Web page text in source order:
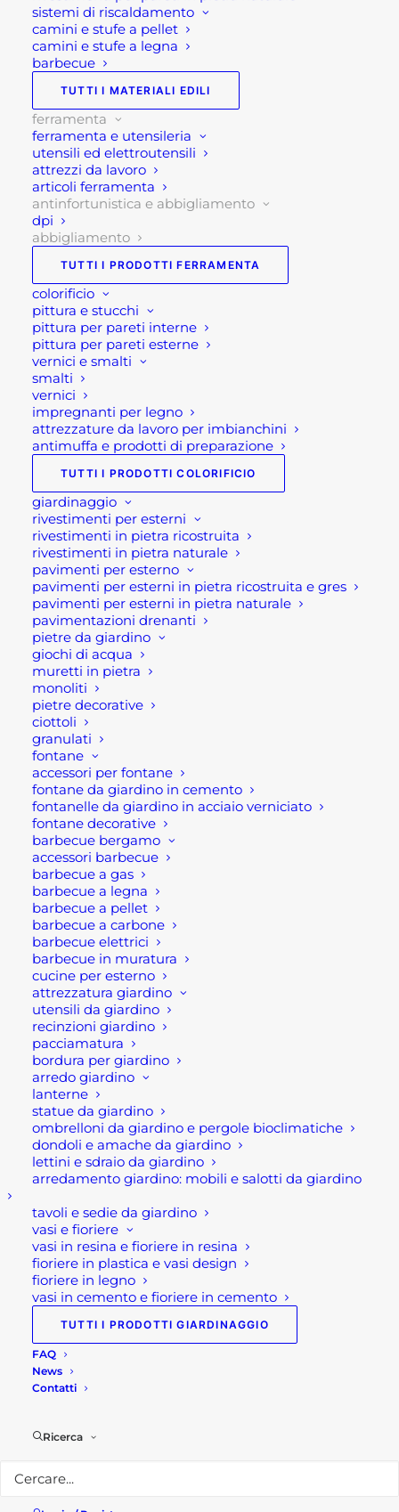
sistemi di riscaldamento
camini e stufe a pellet
camini e stufe a legna
barbecue
TUTTI I MATERIALI EDILI
ferramenta
ferramenta e utensileria
utensili ed elettroutensili
attrezzi da lavoro
articoli ferramenta
antinfortunistica e abbigliamento
dpi
abbigliamento
TUTTI I PRODOTTI FERRAMENTA
colorificio
pittura e stucchi
pittura per pareti interne
pittura per pareti esterne
vernici e smalti
smalti
vernici
impregnanti per legno
attrezzature da lavoro per imbianchini
antimuffa e prodotti di preparazione
TUTTI I PRODOTTI COLORIFICIO
giardinaggio
rivestimenti per esterni
rivestimenti in pietra ricostruita
rivestimenti in pietra naturale
pavimenti per esterno
pavimenti per esterni in pietra ricostruita e gres
pavimenti per esterni in pietra naturale
pavimentazioni drenanti
pietre da giardino
giochi di acqua
muretti in pietra
monoliti
pietre decorative
ciottoli
granulati
fontane
accessori per fontane
fontane da giardino in cemento
fontanelle da giardino in acciaio verniciato
fontane decorative
barbecue bergamo
accessori barbecue
barbecue a gas
barbecue a legna
barbecue a pellet
barbecue a carbone
barbecue elettrici
barbecue in muratura
cucine per esterno
attrezzatura giardino
utensili da giardino
recinzioni giardino
pacciamatura
bordura per giardino
arredo giardino
lanterne
statue da giardino
ombrelloni da giardino e pergole bioclimatiche
dondoli e amache da giardino
lettini e sdraio da giardino
arredamento giardino: mobili e salotti da giardino
tavoli e sedie da giardino
vasi e fioriere
vasi in resina e fioriere in resina
fioriere in plastica e vasi design
fioriere in legno
vasi in cemento e fioriere in cemento
TUTTI I PRODOTTI GIARDINAGGIO
FAQ
News
Contatti
Ricerca
completare l’ordine o avessi dei dubbi prima di
effettuare il pagamento contattaci dalle 09 alle 12
e dalle 14 alle 17, ti offriremo tutto il supporto
necessario per aiutarti nella procedura di
acquisto!
Oppure scrivi una mail a
shop@rotacommerciale.it
Taglia
GIACCA
IN
PILE
BERING
U-
POWER
quantità
AGGIUNGI AL CARRELLO
SKU
Categorie
ABBIGLIAMENTO
ANTINFORTUNISTICA E
ABBIGLIAMENTO,FERRAMENTA
Brand
U-POWER
Descrizione
Giacca in pile Bering U-Power
La giacca in pile Bering di U-Power e una giacca
da lavoro per uomo a mezza zip. questa giaccia in
pile da uomo possiede due comode tasche, ma
anche un pratico taschino portacellulare al petto
con chiusura zip. Inoltre la parazip è con cimosa
brandizzata.
Questo capo di abbigliamento maschile da lavoro
modello Bering è disponibile nelle taglie dalla S
alla XL, colorazione Dark Green
NB: Tenere in un luogo asciutto e fresco,
nell’imballaggio d’origine, al riparo dalla luce,
dall’umidità e dalle polveri. I capi impermeabili
non devono essere forati o spillati.
Caratteristiche tecniche:
Composizione:100% POLIESTERE 280 gr/m²
Disponibile nelle taglie dalla S alla XL
Colorazione Dark Green
Conforme al regolamento (UE)2016/425
Dispositivo di 1° CAT
UNI EN ISO 13688:2013
EN 14058:2017
Istruzioni di lavaggio:
Non stirare su reflex, stampe, parti in gomma,
badge e zip
Per maggiori informazioni